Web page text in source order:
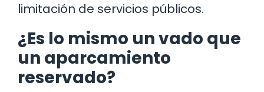
limitación de servicios públicos.
¿Es lo mismo un vado que
un aparcamiento
reservado?